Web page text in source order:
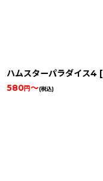
ハムスターパラダイス4 [
580円～(税込)